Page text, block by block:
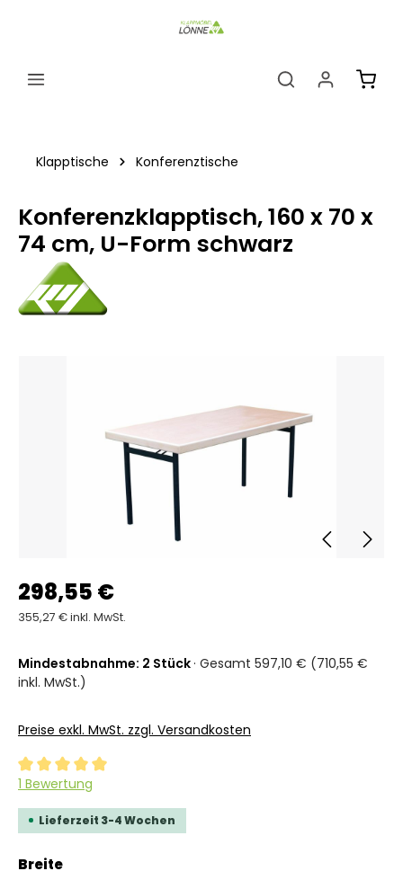
Klapptische Konferenztische
Konferenzklapptisch, 160 x 70 x
74 cm, U-Form schwarz
298,55 €
355,27 € inkl. MwSt.
Mindestabnahme: 2 Stück · Gesamt 597,10 € (710,55 €
inkl. MwSt.)
Preise exkl. MwSt. zzgl. Versandkosten
Durchschnittliche Bewertung von 5 von 5 Sternen
1 Bewertung
Lieferzeit 3-4 Wochen
Breiteauswählen